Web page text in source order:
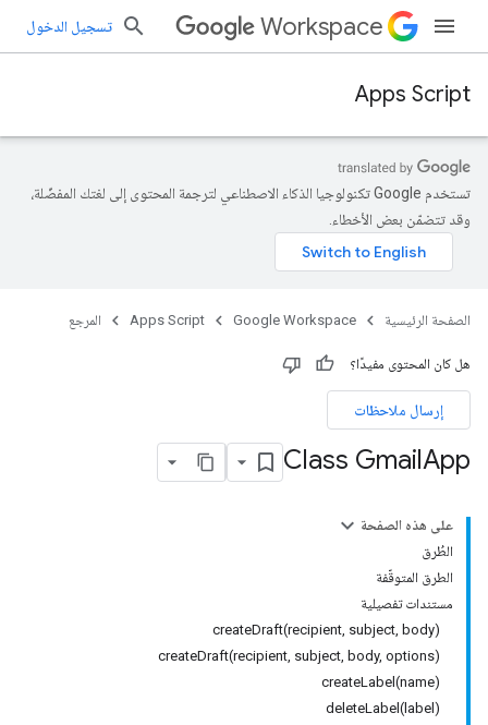
Workspace تسجيل الدخول
Apps Script
تستخدم Google تكنولوجيا الذكاء الاصطناعي لترجمة المحتوى إلى لغتك المفضّلة،
وقد تتضمّن بعض الأخطاء.
الصفحة الرئيسية Google Workspace
Apps Script المرجع
هل كان المحتوى مفيدًا؟
إرسال ملاحظات
Class GmailApp
على هذه الصفحة
الطُرق
الطرق المتوقّفة
مستندات تفصيلية
createDraft(recipient, subject, body)
createDraft(recipient, subject, body, options)
createLabel(name)
deleteLabel(label)